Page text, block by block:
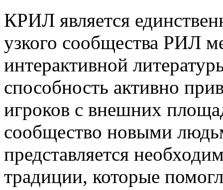
КРИЛ является
узкого сообщества РИЛ
интерактивной
способность активно
игроков с внешних
сообщество новыми
представляется
традиции, которые